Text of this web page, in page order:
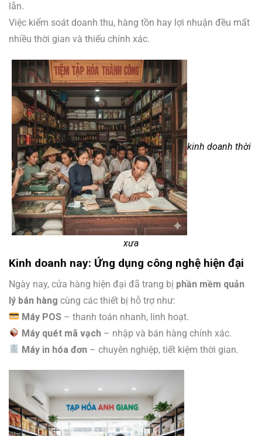
lẫn.
Việc kiểm soát doanh thu, hàng tồn hay lợi nhuận đều mất
nhiều thời gian và thiếu chính xác.
kinh doanh thời
xưa
Kinh doanh nay: Ứng dụng công nghệ hiện đại
Ngày nay, cửa hàng hiện đại đã trang bị phần mềm quản
lý bán hàng cùng các thiết bị hỗ trợ như:
Máy POS – thanh toán nhanh, linh hoạt.
Máy quét mã vạch – nhập và bán hàng chính xác.
Máy in hóa đơn – chuyên nghiệp, tiết kiệm thời gian.